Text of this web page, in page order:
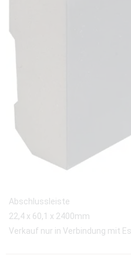
Abschlussleiste
22,4 x 60,1 x 2400mm
Verkauf nur in Verbindung mit